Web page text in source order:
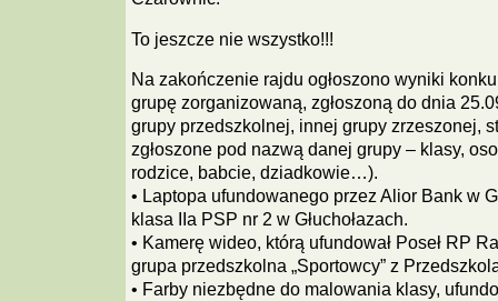
To jeszcze nie wszystko!!!
Na zakończenie rajdu ogłoszono wyniki
grupę zorganizowaną, zgłoszoną do dnia
grupy przedszkolnej, innej grupy zrzeszonej,
zgłoszone pod nazwą danej grupy – klasy,
rodzice, babcie, dziadkowie…).
• Laptopa ufundowanego przez Alior Bank w
klasa IIa PSP nr 2 w Głuchołazach.
• Kamerę wideo, którą ufundował Poseł RP
grupa przedszkolna „Sportowcy” z
• Farby niezbędne do malowania klasy,